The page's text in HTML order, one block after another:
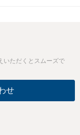
いただくとスムーズで
せ